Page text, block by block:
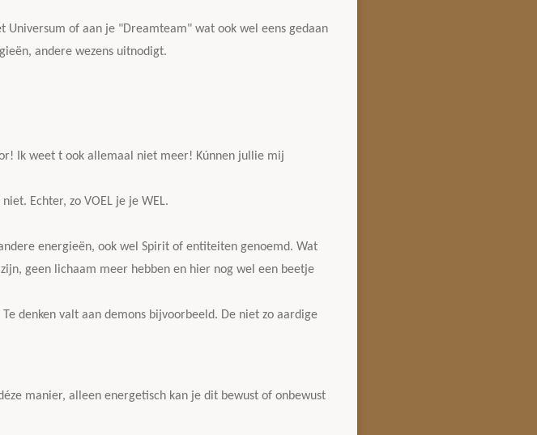
of aan je "Dreamteam" wat ook wel eens gedaan
andere wezens uitnodigt.
Ik weet t ook allemaal niet meer! Kúnnen jullie mij
Echter, zo VOEL je je WEL.
energieën, ook wel Spirit of entiteiten genoemd. Wat
geen lichaam meer hebben en hier nog wel een beetje
denken valt aan demons bijvoorbeeld. De niet zo aardige
manier, alleen energetisch kan je dit bewust of onbewust